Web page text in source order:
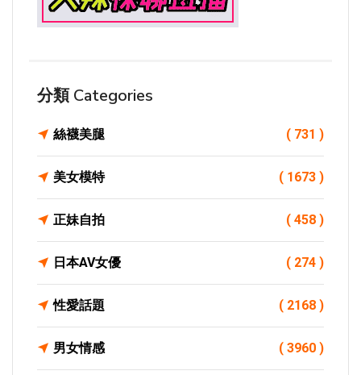
分類 Categories
絲襪美腿 ( 731 )
美女模特 ( 1673 )
正妹自拍 ( 458 )
日本AV女優 ( 274 )
性愛話題 ( 2168 )
男女情感 ( 3960 )